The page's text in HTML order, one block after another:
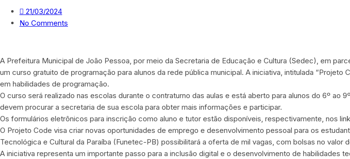
21/03/2024
No Comments
A Prefeitura Municipal de João Pessoa, por meio da Secretaria de Educação e Cultura (Sedec), em
um curso gratuito de programação para alunos da rede pública municipal. A iniciativa, intitulada
em habilidades de programação.
O curso será realizado nas escolas durante o contraturno das aulas e está aberto para alunos do 6º ao
devem procurar a secretaria de sua escola para obter mais informações e participar.
Os formulários eletrônicos para inscrição como aluno e tutor estão disponíveis, respectivamente, nos
O Projeto Code visa criar novas oportunidades de emprego e desenvolvimento pessoal para os
Tecnológica e Cultural da Paraíba (Funetec-PB) possibilitará a oferta de mil vagas, com bolsas no valor
A iniciativa representa um importante passo para a inclusão digital e o desenvolvimento de